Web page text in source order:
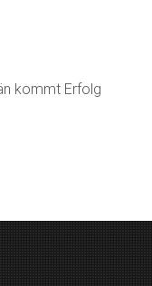
kommt Erfolg